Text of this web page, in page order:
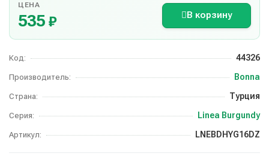
ЦЕНА
535 ₽ В корзину
Код: 44326
Производитель: Bonna
Страна: Турция
Серия: Linea Burgundy
Артикул: LNEBDHYG16DZ